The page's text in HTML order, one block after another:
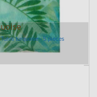
turquoise - 5 pièces